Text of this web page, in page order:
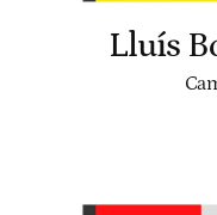
Lluís